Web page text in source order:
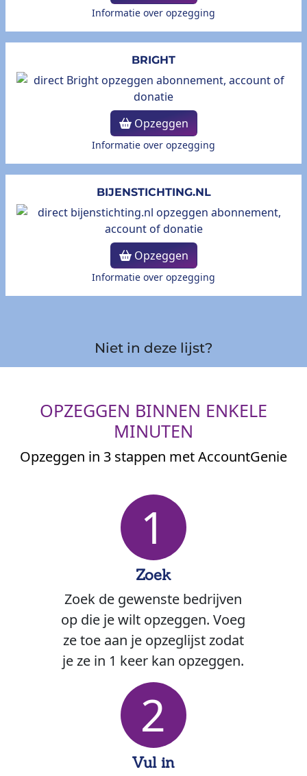
Informatie over opzegging
BRIGHT
Opzeggen
Informatie over opzegging
BIJENSTICHTING.NL
Opzeggen
Informatie over opzegging
Niet in deze lijst?
OPZEGGEN BINNEN ENKELE
MINUTEN
Opzeggen in 3 stappen met AccountGenie
1
Zoek
Zoek de gewenste bedrijven
op die je wilt opzeggen. Voeg
ze toe aan je opzeglijst zodat
je ze in 1 keer kan opzeggen.
2
Vul in